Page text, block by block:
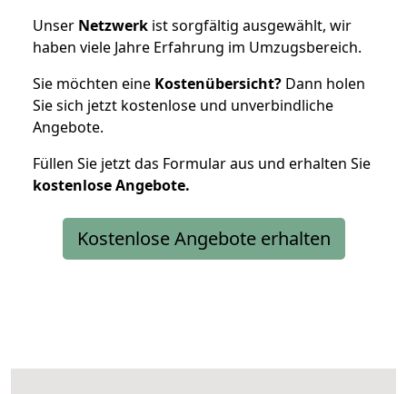
Unser Netzwerk ist sorgfältig ausgewählt, wir
haben viele Jahre Erfahrung im Umzugsbereich.
Sie möchten eine Kostenübersicht? Dann holen
Sie sich jetzt kostenlose und unverbindliche
Angebote.
Füllen Sie jetzt das Formular aus und erhalten Sie
kostenloseAngebote.
Kostenlose Angebote erhalten